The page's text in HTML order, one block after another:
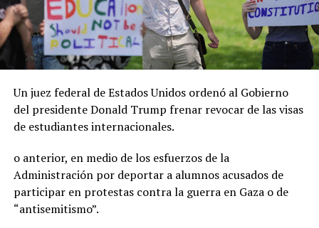
Un juez federal de Estados Unidos ordenó al Gobierno
del presidente Donald Trump frenar revocar de las visas
de estudiantes internacionales.
o anterior, en medio de los esfuerzos de la
Administración por deportar a alumnos acusados de
participar en protestas contra la guerra en Gaza o de
“antisemitismo”.